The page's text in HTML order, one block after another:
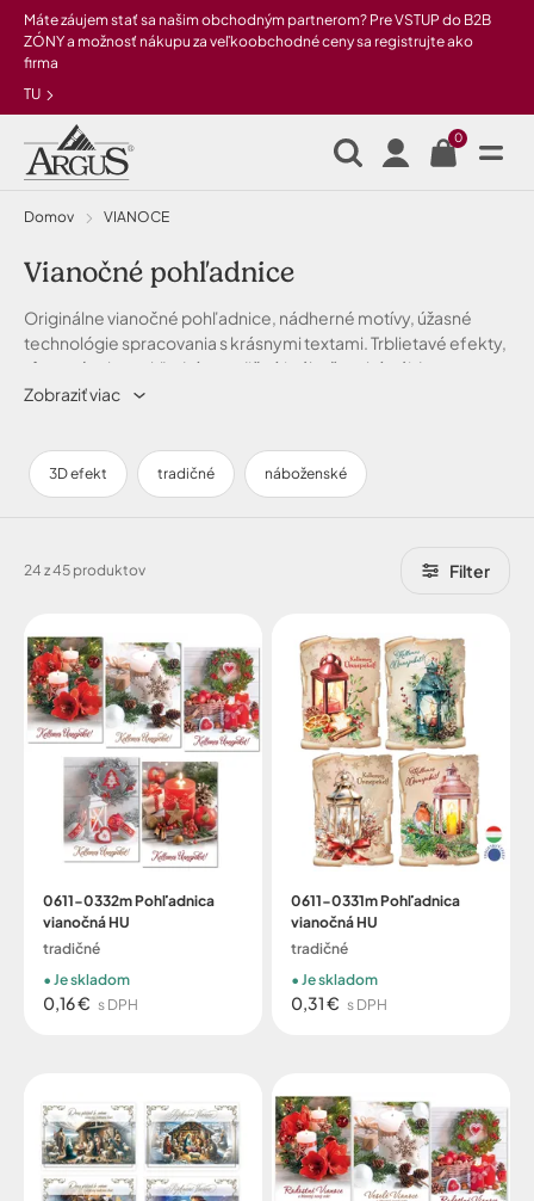
Preskočiť na hlavný obsah
Máte záujem stať sa našim obchodným partnerom? Pre VSTUP do B2B
ZÓNY a možnosť nákupu za veľkoobchodné ceny sa registrujte ako
firma
TU
0
Domov VIANOCE
Vianočné pohľadnice
Originálne vianočné pohľadnice, nádherné motívy, úžasné
technológie spracovania s krásnymi textami. Trblietavé efekty,
rôzne výseky pohľadníc, tradičné i náboženské nájdete na
našom eshope.
Zobraziť viac
3D efekt tradičné náboženské
24 z 45 produktov Filter
0611-0332m Pohľadnica
vianočná HU
tradičné
0,16 € s DPH
Je skladom
0611-0331m Pohľadnica
vianočná HU
tradičné
0,31 € s DPH
Je skladom